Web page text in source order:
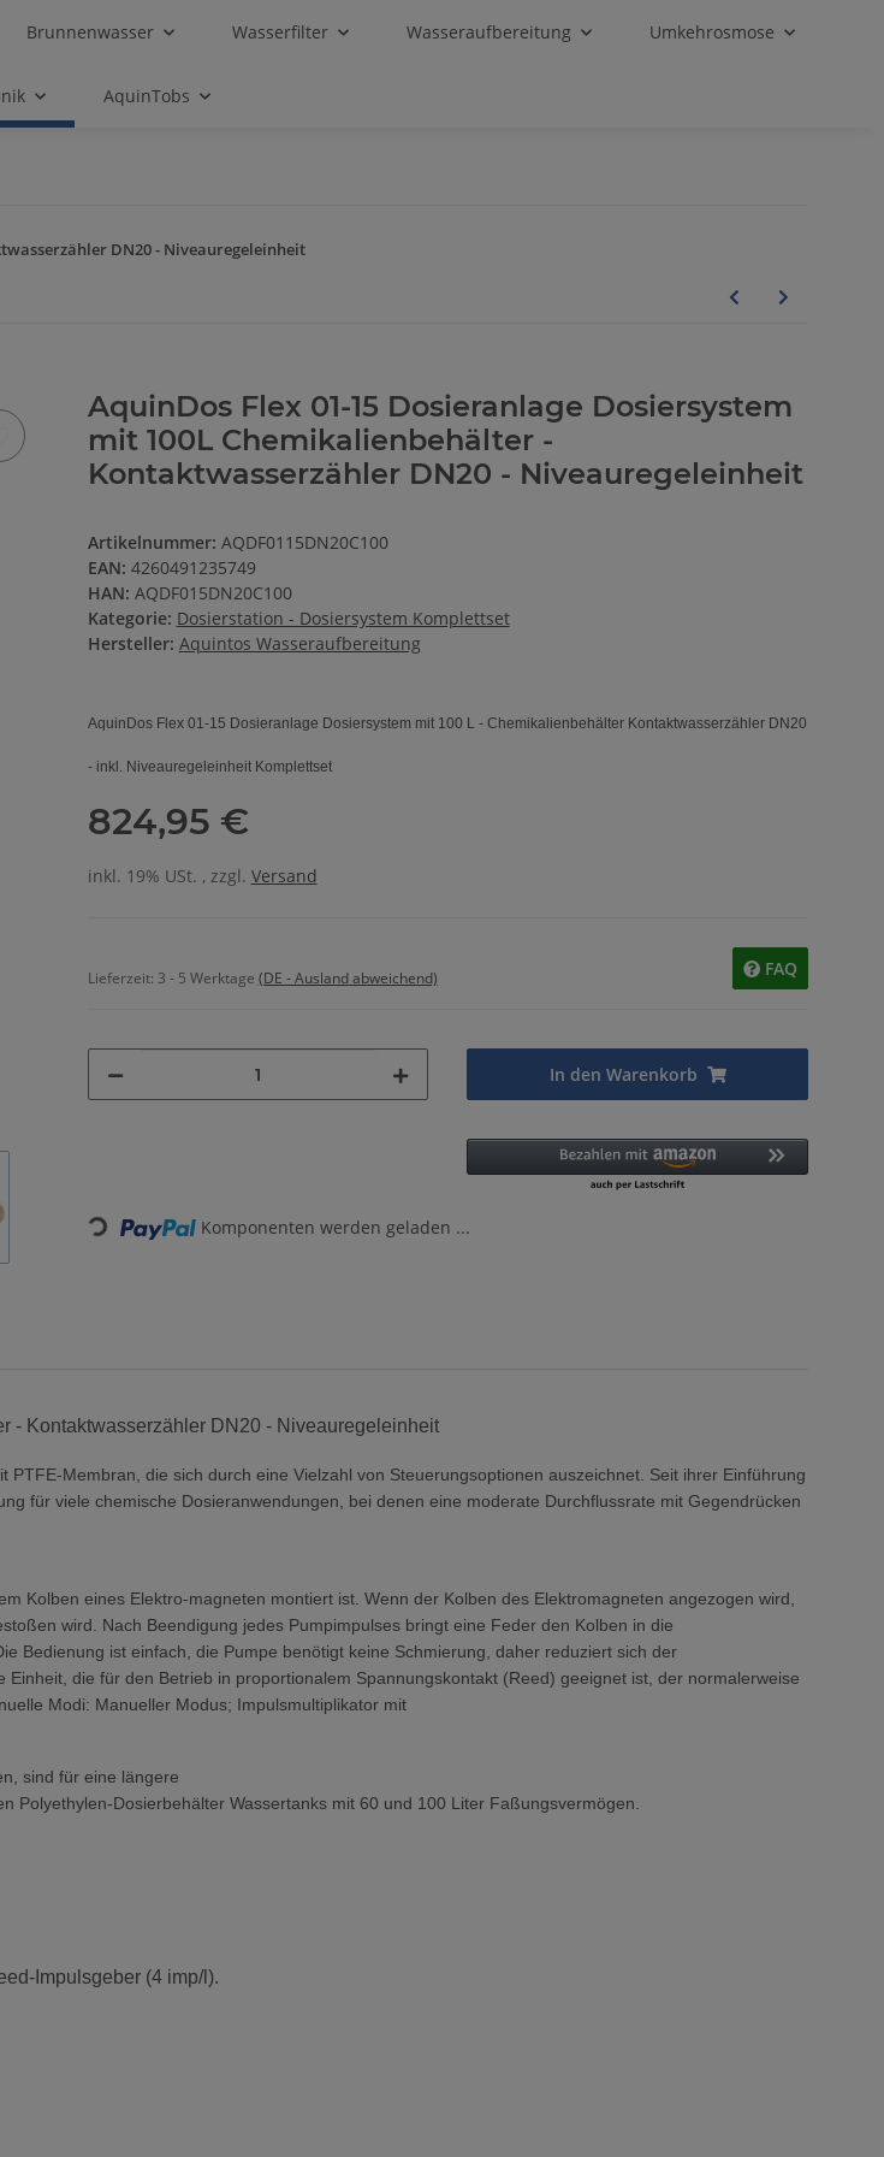
Brunnenwasser Wasserfilter Wasseraufbereitung Umkehrosmose
AquinTobs
DN20 - Niveauregeleinheit
AquinDos Flex 01-15 Dosieranlage Dosiersystem
mit 100L Chemikalienbehälter -
Kontaktwasserzähler DN20 - Niveauregeleinheit
Artikelnummer: AQDF0115DN20C100
EAN: 4260491235749
HAN: AQDF015DN20C100
Kategorie: Dosierstation - Dosiersystem Komplettset
Hersteller: Aquintos Wasseraufbereitung
AquinDos Flex 01-15 Dosieranlage Dosiersystem mit 100 L - Chemikalienbehälter Kontaktwasserzähler DN20
- inkl. Niveauregeleinheit Komplettset
824,95 €
inkl. 19% USt. , zzgl. Versand
Lieferzeit: 3 - 5 Werktage (DE - Ausland abweichend) FAQ
In den Warenkorb
Loading... Komponenten werden geladen ...
- Kontaktwasserzähler DN20 - Niveauregeleinheit
Membran, die sich durch eine Vielzahl von Steuerungsoptionen auszeichnet. Seit ihrer Einführung
für viele chemische Dosieranwendungen, bei denen eine moderate Durchflussrate mit Gegendrücken
Kolben eines Elektro-magneten montiert ist. Wenn der Kolben des Elektromagneten angezogen wird,
wird. Nach Beendigung jedes Pumpimpulses bringt eine Feder den Kolben in die
Bedienung ist einfach, die Pumpe benötigt keine Schmierung, daher reduziert sich der
die für den Betrieb in proportionalem Spannungskontakt (Reed) geeignet ist, der normalerweise
Modi: Manueller Modus; Impulsmultiplikator mit
sind für eine längere
Polyethylen-Dosierbehälter Wassertanks mit 60 und 100 Liter Faßungsvermögen.
Impulsgeber (4 imp/l).